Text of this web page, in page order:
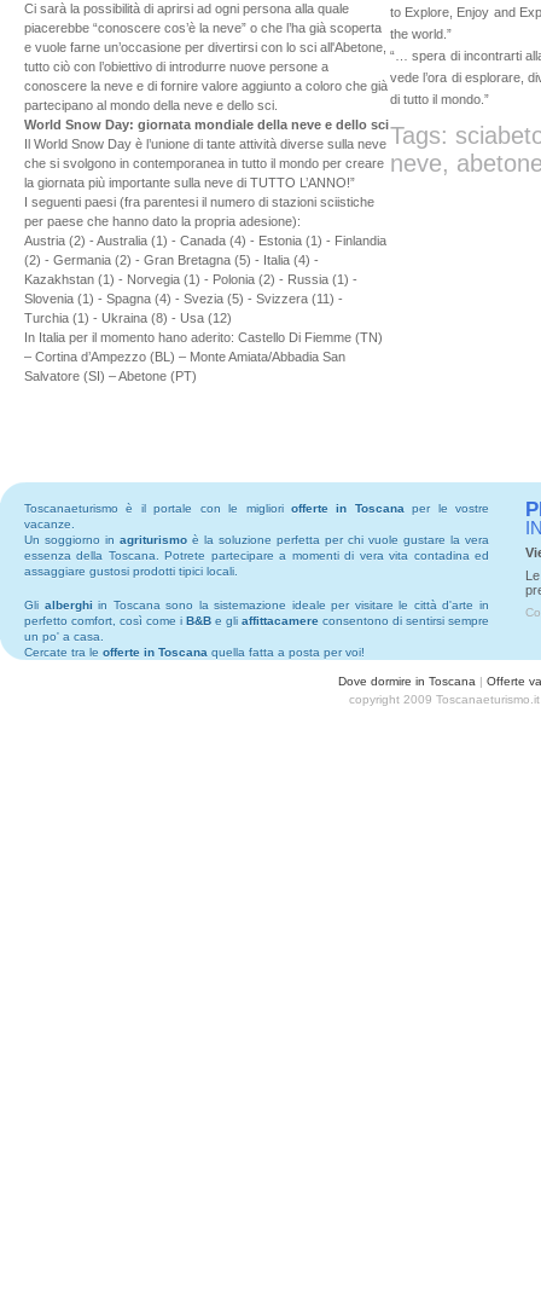
Ci sarà la possibilità di aprirsi ad ogni persona alla quale
piacerebbe “conoscere cos’è la neve” o che l’ha già scoperta
e vuole farne un’occasione per divertirsi con lo sci all'Abetone,
tutto ciò con l’obiettivo di introdurre nuove persone a
conoscere la neve e di fornire valore aggiunto a coloro che già
partecipano al mondo della neve e dello sci.
World Snow Day: giornata mondiale della neve e dello sci
Il World Snow Day è l’unione di tante attività diverse sulla neve
che si svolgono in contemporanea in tutto il mondo per creare
la giornata più importante sulla neve di TUTTO L’ANNO!”
I seguenti paesi (fra parentesi il numero di stazioni sciistiche
per paese che hanno dato la propria adesione):
Austria (2) - Australia (1) - Canada (4) - Estonia (1) - Finlandia
(2) - Germania (2) - Gran Bretagna (5) - Italia (4) -
Kazakhstan (1) - Norvegia (1) - Polonia (2) - Russia (1) -
Slovenia (1) - Spagna (4) - Svezia (5) - Svizzera (11) -
Turchia (1) - Ukraina (8) - Usa (12)
In Italia per il momento hano aderito: Castello Di Fiemme (TN)
– Cortina d’Ampezzo (BL) – Monte Amiata/Abbadia San
Salvatore (SI) – Abetone (PT)
to Explore, Enjoy and
the world.”
“… spera di incontrarti
vede l’ora di esplorare,
di tutto il mondo.”
Tags:
neve,
Toscanaeturismo è il portale con le migliori offerte in Toscana per le vostre
vacanze.
Un soggiorno in agriturismo è la soluzione perfetta per chi vuole gustare la vera
essenza della Toscana. Potrete partecipare a momenti di vera vita contadina ed
assaggiare gustosi prodotti tipici locali.
Gli alberghi in Toscana sono la sistemazione ideale per visitare le città d'arte in
perfetto comfort, così come i B&B e gli affittacamere consentono di sentirsi sempre
un po' a casa.
Cercate tra le offerte in Toscana quella fatta a posta per voi!
Dove dormire in Toscana | Offerte
copyright 2009